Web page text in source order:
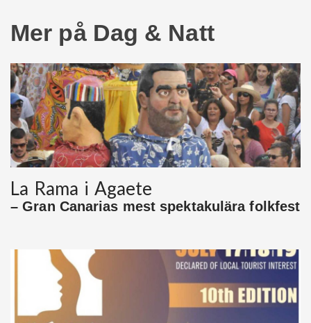
Mer på Dag & Natt
La Rama i Agaete
– Gran Canarias mest spektakulära folkfest